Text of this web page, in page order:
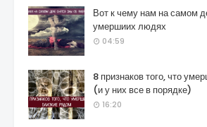
Вот к чему нам на самом
умершиих людях
04:59
8 признаков того, что
(и у них все в порядке)
16:20